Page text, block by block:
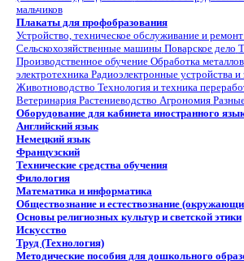
мальчиков
Плакаты для профобразования
Устройство, техническое обслуживание и
Сельскохозяйственные машины Поварское дело
Производственное обучение Обработка металлов
электротехника Радиоэлектронные устройства и
Животноводство Технология и техника
Ветеринария Растениеводство Агрономия
Оборудование для кабинета иностранного
Английский язык
Немецкий язык
Французский
Технические средства обучения
Филология
Математика и информатика
Обществознание и естествознание
Основы религиозных культур и светской этики
Искусство
Труд (Технология)
Методические пособия для дошкольного